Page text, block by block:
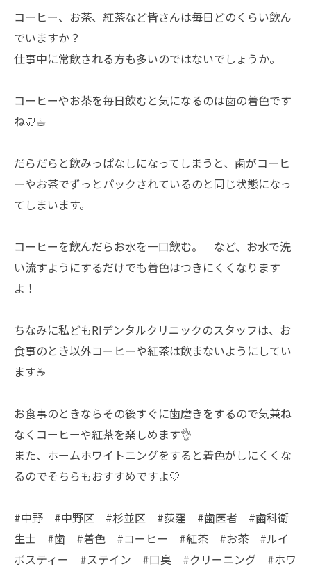
コーヒー、お茶、紅茶など皆さんは毎日どのくらい飲ん
でいますか？
仕事中に常飲される方も多いのではないでしょうか。
コーヒーやお茶を毎日飲むと気になるのは歯の着色です
ね🦷☕︎
だらだらと飲みっぱなしになってしまうと、歯がコーヒ
ーやお茶でずっとパックされているのと同じ状態になっ
てしまいます。
コーヒーを飲んだらお水を一口飲む。 など、お水で洗
い流すようにするだけでも着色はつきにくくなります
よ！
ちなみに私どもRIデンタルクリニックのスタッフは、お
食事のとき以外コーヒーや紅茶は飲まないようにしてい
ます☕️
お食事のときならその後すぐに歯磨きをするので気兼ね
なくコーヒーや紅茶を楽しめます👌
また、ホームホワイトニングをすると着色がしにくくな
るのでそちらもおすすめですよ🤍
#中野 #中野区 #杉並区 #荻窪 #歯医者 #歯科衛
生士 #歯 #着色 #コーヒー #紅茶 #お茶 #ルイ
ボスティー #ステイン #口臭 #クリーニング #ホワ